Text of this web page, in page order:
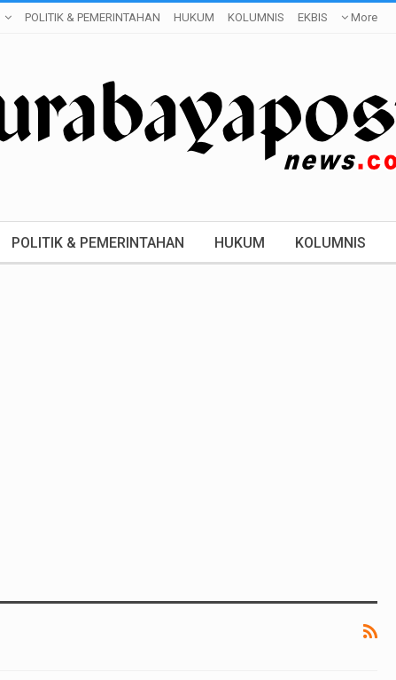
POLITIK & PEMERINTAHAN HUKUM KOLUMNIS EKBIS More
POLITIK & PEMERINTAHAN HUKUM KOLUMNIS